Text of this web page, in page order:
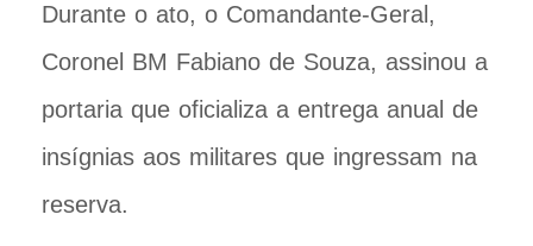
Durante o ato, o Comandante-Geral,
Coronel BM Fabiano de Souza, assinou a
portaria que oficializa a entrega anual de
insígnias aos militares que ingressam na
reserva.